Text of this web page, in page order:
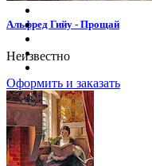
Альфред Гийу - Прощай
Неизвестно
Оформить и заказать